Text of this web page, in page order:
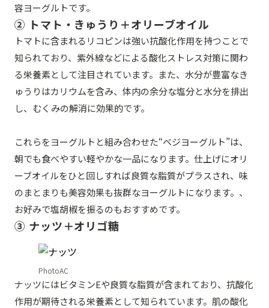
容ヨーグルトです。
② トマト・きゅうり＋オリーブオイル
トマトに含まれるリコピンは強い抗酸化作用を持つことで
知られており、紫外線などによる酸化ストレス対策に関わ
る栄養素として注目されています。また、水分が豊富なき
ゅうりはカリウムを含み、体内の余分な塩分と水分を排出
し、むくみの解消に効果的です。
これらをヨーグルトと組み合わせた“ベジヨーグルト”は、
朝でも食べやすい軽やかな一品になります。仕上げにオリ
ーブオイルをひと回しすれば良質な脂質がプラスされ、味
のまとまりも美容効果も抜群なヨーグルトになります。、
お好みで塩胡椒を振るのもおすすめです。
③ ナッツ＋オリゴ糖
PhotoAC
ナッツにはビタミンEや良質な脂質が含まれており、抗酸化
作用が期待される栄養素として知られています。肌の酸化